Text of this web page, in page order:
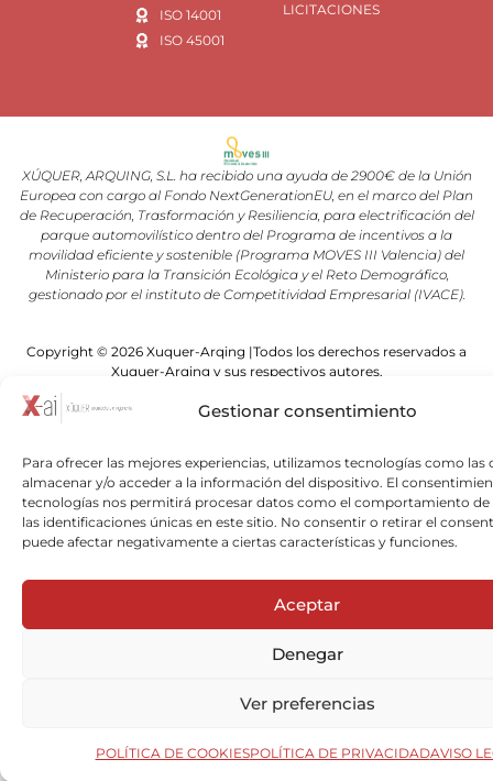
Gestionar consentimiento
Para ofrecer las mejores experiencias, utilizamos tecnologías como las
almacenar y/o acceder a la información del dispositivo. El
tecnologías nos permitirá procesar datos como el comportamiento de
las identificaciones únicas en este sitio. No consentir o retirar el
puede afectar negativamente a ciertas características y funciones.
Aceptar
Denegar
Ver preferencias
POLÍTICA DE COOKIESPOLÍTICA DE PRIVACIDADAVISO
ISO 14001
ISO 45001
LICITACIONES
XÚQUER, ARQUING, S.L. ha recibido una ayuda de 2900€ de la Unión
Europea con cargo al Fondo NextGenerationEU, en el marco del Plan
de Recuperación, Trasformación y Resiliencia, para electrificación del
parque automovilístico dentro del Programa de incentivos a la
movilidad eficiente y sostenible (Programa MOVES III Valencia) del
Ministerio para la Transición Ecológica y el Reto Demográfico,
gestionado por el instituto de Competitividad Empresarial (IVACE).
Copyright © 2026 Xuquer-Arqing |Todos los derechos reservados a
Xuquer-Arqing y sus respectivos autores.